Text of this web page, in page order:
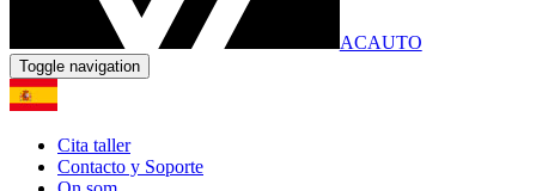
ACAUTO
Toggle navigation
Cita taller
Contacto y Soporte